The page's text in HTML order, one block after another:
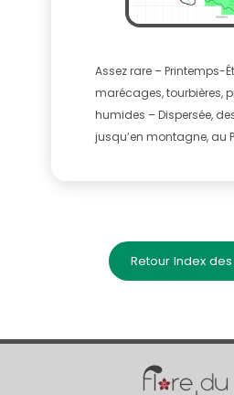
Assez rare – Printemps-
marécages, tourbières,
humides – Dispersée,
jusqu’en montagne, au
Retour Index